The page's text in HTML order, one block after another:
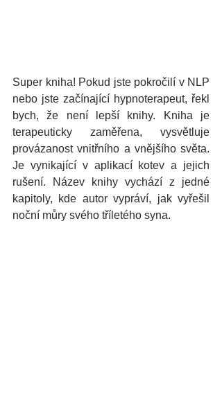
Super kniha! Pokud jste pokročilí v NLP
nebo jste začínající hypnoterapeut, řekl
bych, že není lepší knihy. Kniha je
terapeuticky zaměřena, vysvětluje
provázanost vnitřního a vnějšího světa.
Je vynikající v aplikací kotev a jejich
rušení. Název knihy vychází z jedné
kapitoly, kde autor vypráví, jak vyřešil
noční můry svého tříletého syna.